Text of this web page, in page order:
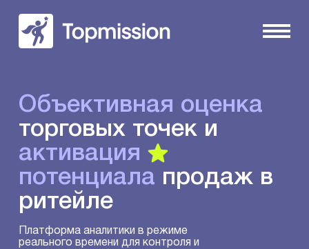
Объективная оценка
торговых точек и
активация
потенциала продаж в
ритейле
Платформа аналитики в режиме
реального времени для контроля и